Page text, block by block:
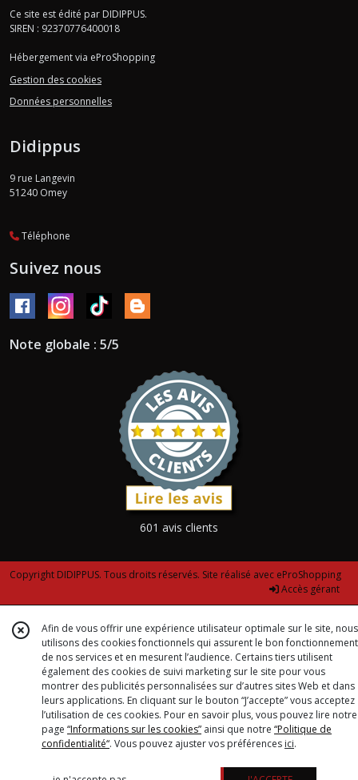
Ce site est édité par DIDIPPUS.
SIREN : 92370776400018
Hébergement via eProShopping
Gestion des cookies
Données personnelles
Didippus
9 rue Langevin
51240 Omey
Téléphone
Suivez nous
Note globale : 5/5
601 avis clients
Copyright DIDIPPUS. Tous droits réservés. Site réalisé avec eProShopping
Accès gérant
Afin de vous offrir une expérience utilisateur optimale sur le site, nous
utilisons des cookies fonctionnels qui assurent le bon fonctionnement
de nos services et en mesurent l’audience. Certains tiers utilisent
également des cookies de suivi marketing sur le site pour vous
montrer des publicités personnalisées sur d’autres sites Web et dans
leurs applications. En cliquant sur le bouton “J’accepte” vous acceptez
l’utilisation de ces cookies. Pour en savoir plus, vous pouvez lire notre
page “Informations sur les cookies” ainsi que notre “Politique de
confidentialité“. Vous pouvez ajuster vos préférences ici.